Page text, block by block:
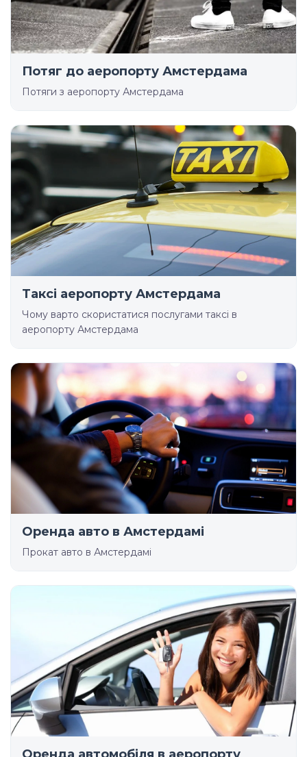
Потяг до аеропорту Амстердама
Потяги з аеропорту Амстердама
Таксі аеропорту Амстердама
Чому варто скористатися послугами таксі в
аеропорту Амстердама
Оренда авто в Амстердамі
Прокат авто в Амстердамі